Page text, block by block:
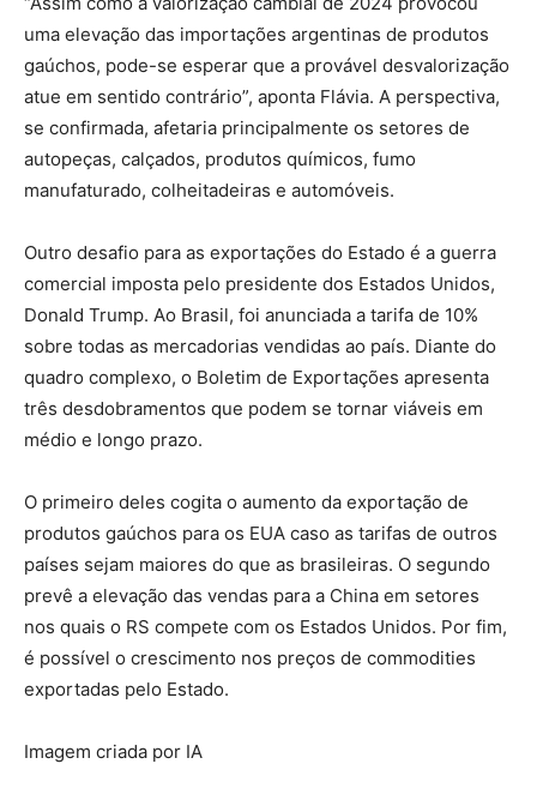
uma elevação das importações argentinas de produtos
gaúchos, pode-se esperar que a provável desvalorização
atue em sentido contrário”, aponta Flávia. A perspectiva,
se confirmada, afetaria principalmente os setores de
autopeças, calçados, produtos químicos, fumo
manufaturado, colheitadeiras e automóveis.
Outro desafio para as exportações do Estado é a guerra
comercial imposta pelo presidente dos Estados Unidos,
Donald Trump. Ao Brasil, foi anunciada a tarifa de 10%
sobre todas as mercadorias vendidas ao país. Diante do
quadro complexo, o Boletim de Exportações apresenta
três desdobramentos que podem se tornar viáveis em
médio e longo prazo.
O primeiro deles cogita o aumento da exportação de
produtos gaúchos para os EUA caso as tarifas de outros
países sejam maiores do que as brasileiras. O segundo
prevê a elevação das vendas para a China em setores
nos quais o RS compete com os Estados Unidos. Por fim,
é possível o crescimento nos preços de commodities
exportadas pelo Estado.
Imagem criada por IA